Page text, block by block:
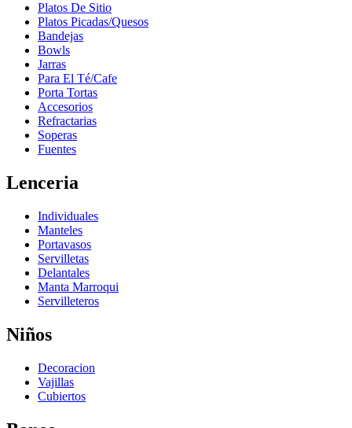
Platos De Sitio
Platos Picadas/Quesos
Bandejas
Bowls
Jarras
Para El Té/Cafe
Porta Tortas
Accesorios
Refractarias
Soperas
Fuentes
Lenceria
Individuales
Manteles
Portavasos
Servilletas
Delantales
Manta Marroqui
Servilleteros
Niños
Decoracion
Vajillas
Cubiertos